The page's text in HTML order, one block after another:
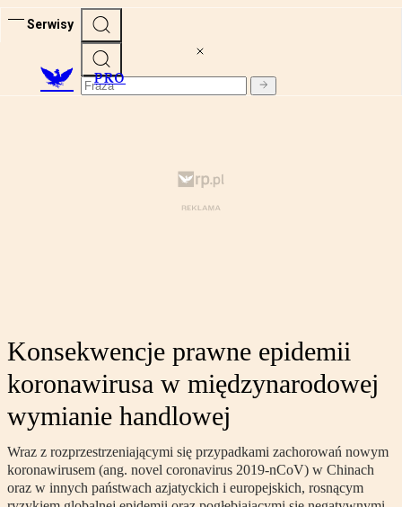
Serwisy
PRO
Konsekwencje prawne epidemii
koronawirusa w międzynarodowej
wymianie handlowej
Wraz z rozprzestrzeniającymi się przypadkami zachorowań nowym
koronawirusem (ang. novel coronavirus 2019-nCoV) w Chinach
oraz w innych państwach azjatyckich i europejskich, rosnącym